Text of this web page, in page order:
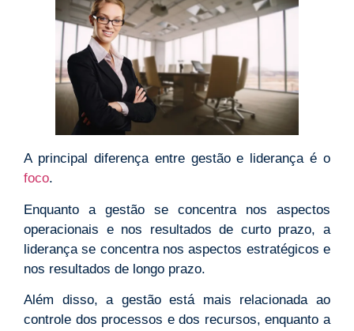
A principal diferença entre gestão e liderança é o
foco.
Enquanto a gestão se concentra nos aspectos
operacionais e nos resultados de curto prazo, a
liderança se concentra nos aspectos estratégicos e
nos resultados de longo prazo.
Além disso, a gestão está mais relacionada ao
controle dos processos e dos recursos, enquanto a